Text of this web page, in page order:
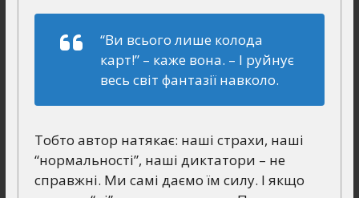
“Ви всього лише колода
карт!” – каже вона. – І руйнує
весь світ фантазії навколо.
Тобто автор натякає: наші страхи, наші
“нормальності”, наші диктатори – не
справжні. Ми самі даємо їм силу. І якщо